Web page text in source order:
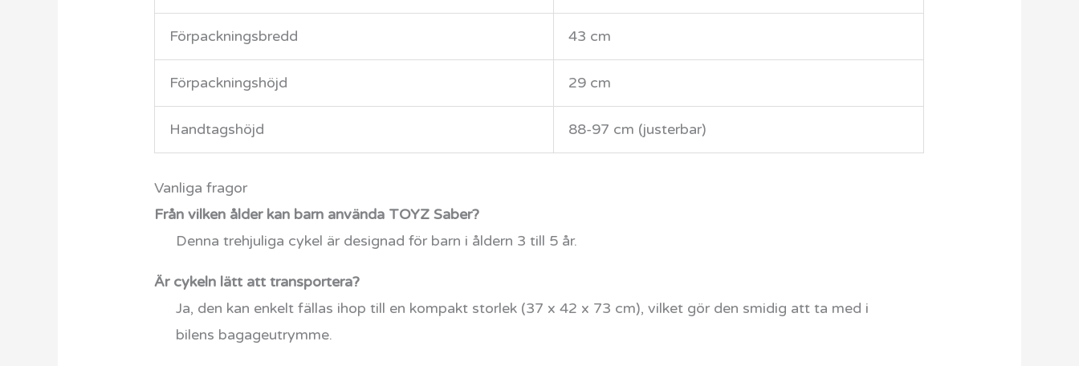
Förpackningsbredd 43 cm
Förpackningshöjd 29 cm
Handtagshöjd 88-97 cm (justerbar)
Vanliga fragor
Från vilken ålder kan barn använda TOYZ Saber?
Denna trehjuliga cykel är designad för barn i åldern 3 till 5 år.
Är cykeln lätt att transportera?
Ja, den kan enkelt fällas ihop till en kompakt storlek (37 x 42 x 73 cm), vilket gör den smidig att ta med i
bilens bagageutrymme.